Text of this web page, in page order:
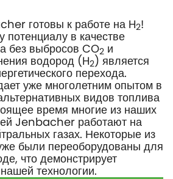
готовы к работе на H2!
потенциалу в качестве
без выбросов CO2 и
водород (H2) является
перехода.
уже многолетним опытом в
видов топлива
время многие из наших
Jenbacher работают на
газах. Некоторые из
были переоборудованы для
что демонстрирует
технологии.